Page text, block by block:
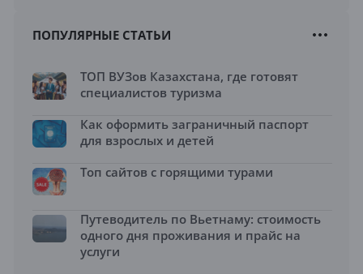
ПОПУЛЯРНЫЕ СТАТЬИ
ТОП ВУЗов Казахстана, где готовят
специалистов туризма
Как оформить заграничный паспорт
для взрослых и детей
Топ сайтов с горящими турами
Путеводитель по Вьетнаму: стоимость
одного дня проживания и прайс на
услуги